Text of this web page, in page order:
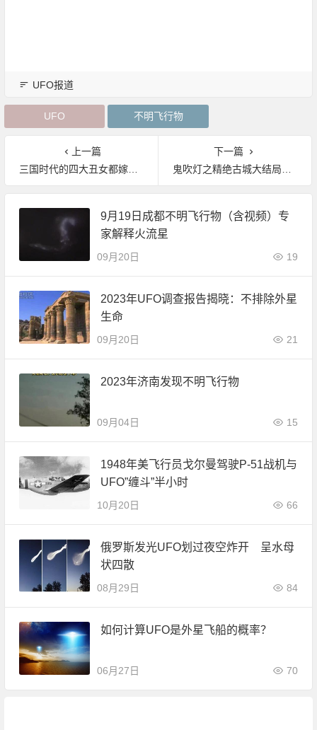
UFO报道
UFO 不明飞行物
上一篇
三国时代的四大丑女都嫁给了谁？ 四大丑女是谁|野史秘闻
下一篇
鬼吹灯之精绝古城大结局剧透 胡八一和王胖子怀疑雪莉杨
9月19日成都不明飞行物（含视频）专
家解释火流星
09月20日 19
2023年UFO调查报告揭晓：不排除外星
生命
09月20日 21
2023年济南发现不明飞行物
09月04日 15
1948年美飞行员戈尔曼驾驶P-51战机与
UFO”缠斗”半小时
10月20日 66
俄罗斯发光UFO划过夜空炸开 呈水母
状四散
08月29日 84
如何计算UFO是外星飞船的概率？
06月27日 70